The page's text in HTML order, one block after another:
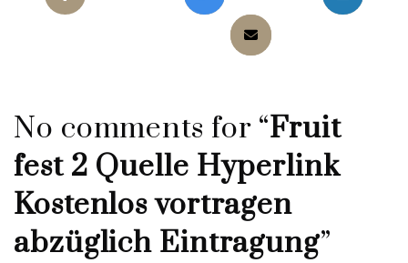
No comments for “Fruit
fest 2 Quelle Hyperlink
Kostenlos vortragen
abzüglich Eintragung”